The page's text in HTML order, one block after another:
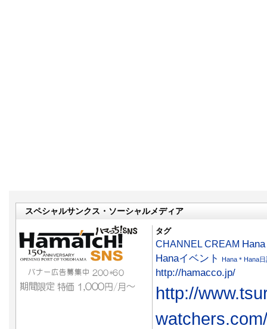
スペシャルサンクス・ソーシャルメディア
タグ
CHANNEL CREAM
Hanaイベント
Hana＊Hana日
http://hamacco.jp/
http://
watchers.com/